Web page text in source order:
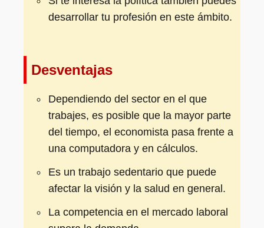
desarrollar tu profesión en este ámbito.
Desventajas
Dependiendo del sector en el que
trabajes, es posible que la mayor parte
del tiempo, el economista pasa frente a
una computadora y en cálculos.
Es un trabajo sedentario que puede
afectar la visión y la salud en general.
La competencia en el mercado laboral